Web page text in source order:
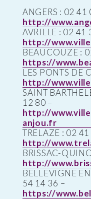
ANGERS : 02 41
http://
AVRILLE : 02 41
http://
BEAUCOUZE :
https://
LES PONTS DE
http://
SAINT
12 80 –
http://
anjou.fr
TRELAZE : 02
http://
BRISSAC-
http://
BELLEVIGNE
54 14 36 –
https://